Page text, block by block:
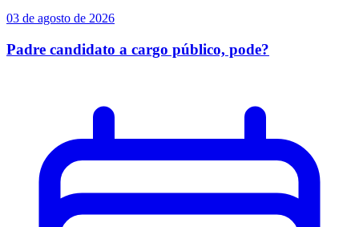
03 de agosto de 2026
Padre candidato a cargo público, pode?